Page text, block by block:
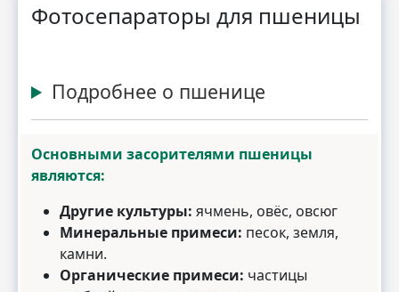
Фотосепараторы для пшеницы
Подробнее о пшенице
Основными засорителями пшеницы
являются:
Другие культуры: ячмень, овёс, овсюг
Минеральные примеси: песок, земля,
камни.
Органические примеси: частицы